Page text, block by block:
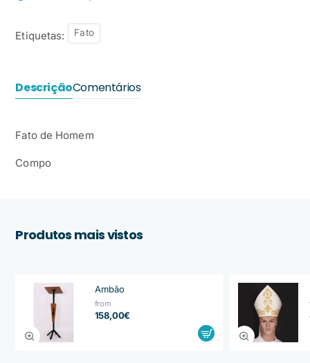
Etiquetas: Fato
DescriçãoComentários
Fato de Homem
Compo
Produtos mais vistos
Ambão
from
158,00€